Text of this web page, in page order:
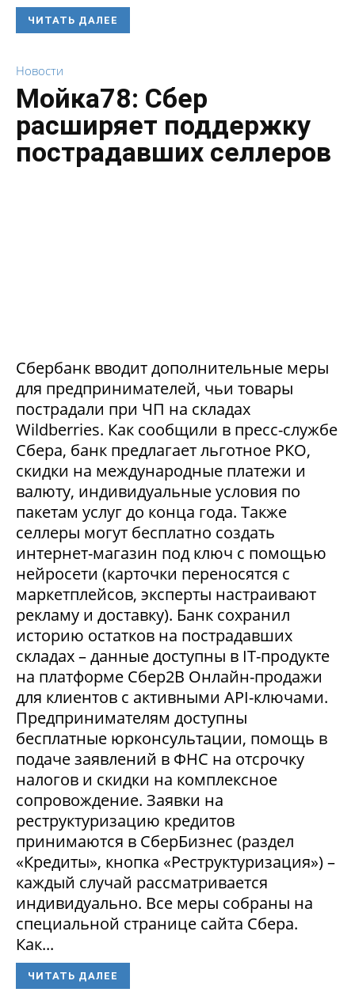
ЧИТАТЬ ДАЛЕЕ
Новости
Мойка78: Сбер
расширяет поддержку
пострадавших селлеров
Сбербанк вводит дополнительные меры
для предпринимателей, чьи товары
пострадали при ЧП на складах
Wildberries. Как сообщили в пресс-службе
Сбера, банк предлагает льготное РКО,
скидки на международные платежи и
валюту, индивидуальные условия по
пакетам услуг до конца года. Также
селлеры могут бесплатно создать
интернет-магазин под ключ с помощью
нейросети (карточки переносятся с
маркетплейсов, эксперты настраивают
рекламу и доставку). Банк сохранил
историю остатков на пострадавших
складах – данные доступны в IT-продукте
на платформе Сбер2В Онлайн-продажи
для клиентов с активными API-ключами.
Предпринимателям доступны
бесплатные юрконсультации, помощь в
подаче заявлений в ФНС на отсрочку
налогов и скидки на комплексное
сопровождение. Заявки на
реструктуризацию кредитов
принимаются в СберБизнес (раздел
«Кредиты», кнопка «Реструктуризация») –
каждый случай рассматривается
индивидуально. Все меры собраны на
специальной странице сайта Сбера.
Как...
ЧИТАТЬ ДАЛЕЕ